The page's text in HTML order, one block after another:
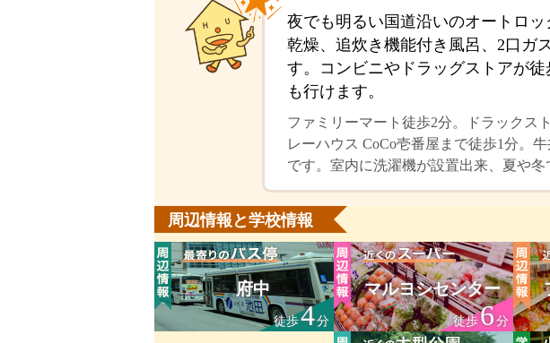
夜でも明るい国道沿いのオートロ
乾燥、追炊き機能付き風呂、2口ガ
す。コンビニやドラッグストアが
も行けます。
ファミリーマート徒歩2分。ドラックス
レーハウス CoCo壱番屋まで徒歩1分。
です。室内に洗濯機が設置出来、夏や
周辺情報と学校情報
府中
徒歩4分
マルヨシセンター
徒歩6分